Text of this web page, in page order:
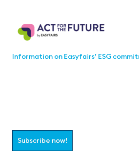
Information on Easyfairs’ ESG
Subscribe now!